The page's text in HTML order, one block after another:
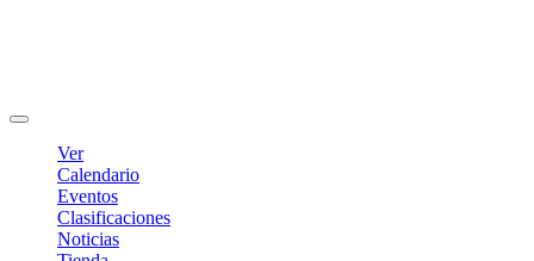
Ver
Calendario
Eventos
Clasificaciones
Noticias